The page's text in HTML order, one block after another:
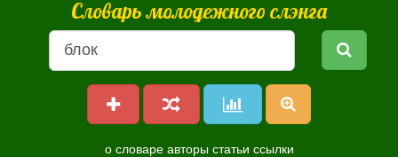
Словарь молодежного слэнга
о словаре авторы статьи ссылки